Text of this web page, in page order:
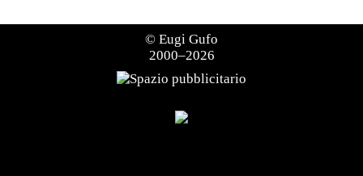
© Eugi Gufo
2000–2026